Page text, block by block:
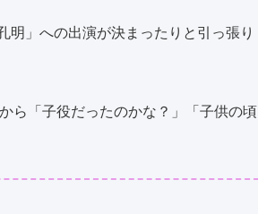
明」への出演が決まったりと引っ張り
ら「子役だったのかな？」「子供の頃